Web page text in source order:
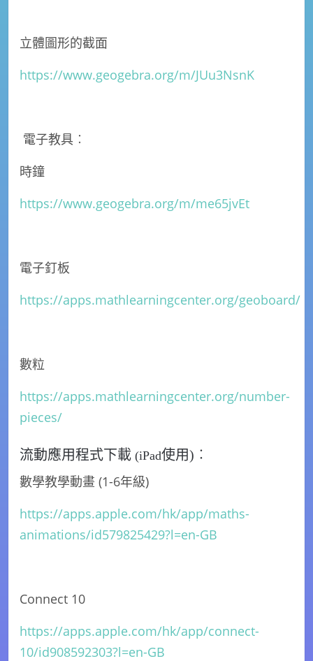
立體圖形的截面
https://www.geogebra.org/m/JUu3NsnK
電子教具︰
時鐘
https://www.geogebra.org/m/me65jvEt
電子釘板
https://apps.mathlearningcenter.org/geoboard/
數粒
https://apps.mathlearningcenter.org/number-
pieces/
流動應用程式下載 (iPad使用)︰
數學教學動畫 (1-6年級)
https://apps.apple.com/hk/app/maths-
animations/id579825429?l=en-GB
Connect 10
https://apps.apple.com/hk/app/connect-
10/id908592303?l=en-GB